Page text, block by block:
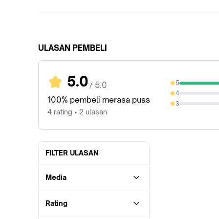
ULASAN PEMBELI
5.0 / 5.0
100% pembeli merasa puas
4 rating • 2 ulasan
5
100%
4
0%
3
0%
FILTER ULASAN
Media
Rating